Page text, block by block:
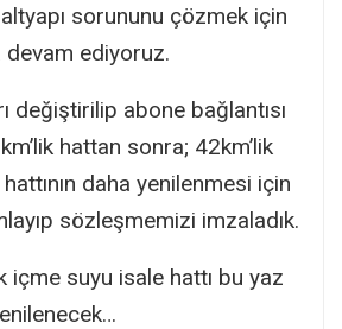
sorununu çözmek için
devam ediyoruz.
değiştirilip abone bağlantısı
hattan sonra; 42km’lik
daha yenilenmesi için
sözleşmemizi imzaladık.
içme suyu isale hattı bu yaz